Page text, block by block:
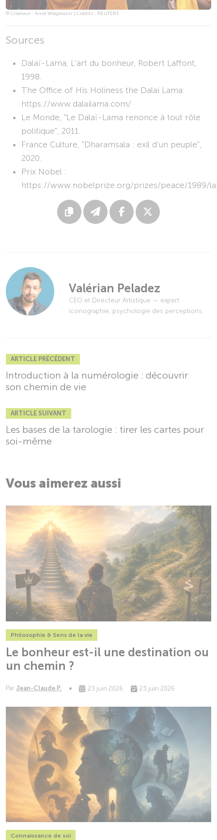
© Créateur : Arnd Wiegmann | Crédits : REUTERS
Sources
Dalaï-Lama, L’art du bonheur, Robert Laffont,
1998.
The Office of His Holiness the Dalai Lama:
https://www.dalailama.com/
Le Monde, "Le Dalaï-Lama renonce à tout rôle
politique", 2011.
France Culture, "Dharamsala : exil d’un peuple",
2020.
Prix Nobel :
https://www.nobelprize.org/prizes/peace/1989/
Valérian Peladez
CEO et Directeur Artistique — expert
iconographie, psychologie des perceptions.
ARTICLE PRÉCÉDENT
Introduction à la numérologie : découvrir
son chemin de vie
ARTICLE SUIVANT
Les bases de la tarologie : tirer les cartes pour
soi-même
Vous aimerez aussi
Philosophie & Sens de la vie
Le bonheur est-il une destination ou
un chemin ?
Par Jean-Claude P. 23 juin 2026 23 juin 2026
Connaissance de soi